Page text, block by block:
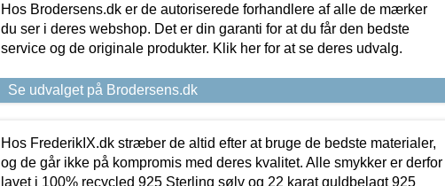
Hos Brodersens.dk er de autoriserede forhandlere af alle de mærker
du ser i deres webshop. Det er din garanti for at du får den bedste
service og de originale produkter. Klik her for at se deres udvalg.
Se udvalget på Brodersens.dk
Hos FrederikIX.dk stræber de altid efter at bruge de bedste materialer,
og de går ikke på kompromis med deres kvalitet. Alle smykker er derfor
lavet i 100% recycled 925 Sterling sølv og 22 karat guldbelagt 925